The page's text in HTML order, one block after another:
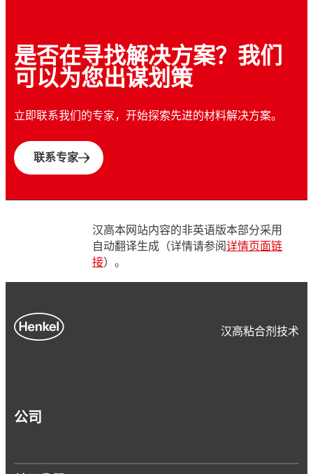
无限的创新可能。
小的空间带来设计灵活性，是现有天线技术的
有效替代方案。
是否在寻找解决方案？我们
可以为您出谋划策
立即联系我们的专家，开始探索先进的材料解决方案。
联系专家
汉高本网站内容的非英语版本部分采用
自动翻译生成（详情请参阅详情页面链
接）。
汉高粘合剂技术
公司